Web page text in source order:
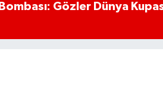
Gözler Dünya